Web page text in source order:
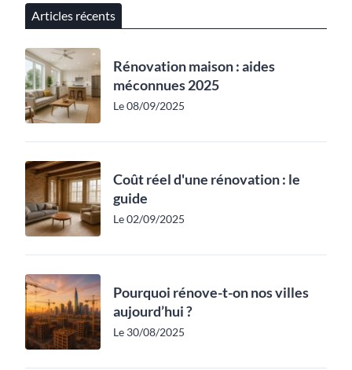
Articles récents
Rénovation maison : aides
méconnues 2025
Le 08/09/2025
Coût réel d'une rénovation : le
guide
Le 02/09/2025
Pourquoi rénove-t-on nos villes
aujourd’hui ?
Le 30/08/2025